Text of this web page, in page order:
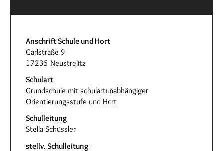
Anschrift Schule und Hort
Carlstraße 9
17235 Neustrelitz
Schulart
Grundschule mit schulartunabhängiger
Orientierungsstufe und Hort
Schulleitung
Stella Schüssler
stellv. Schulleitung